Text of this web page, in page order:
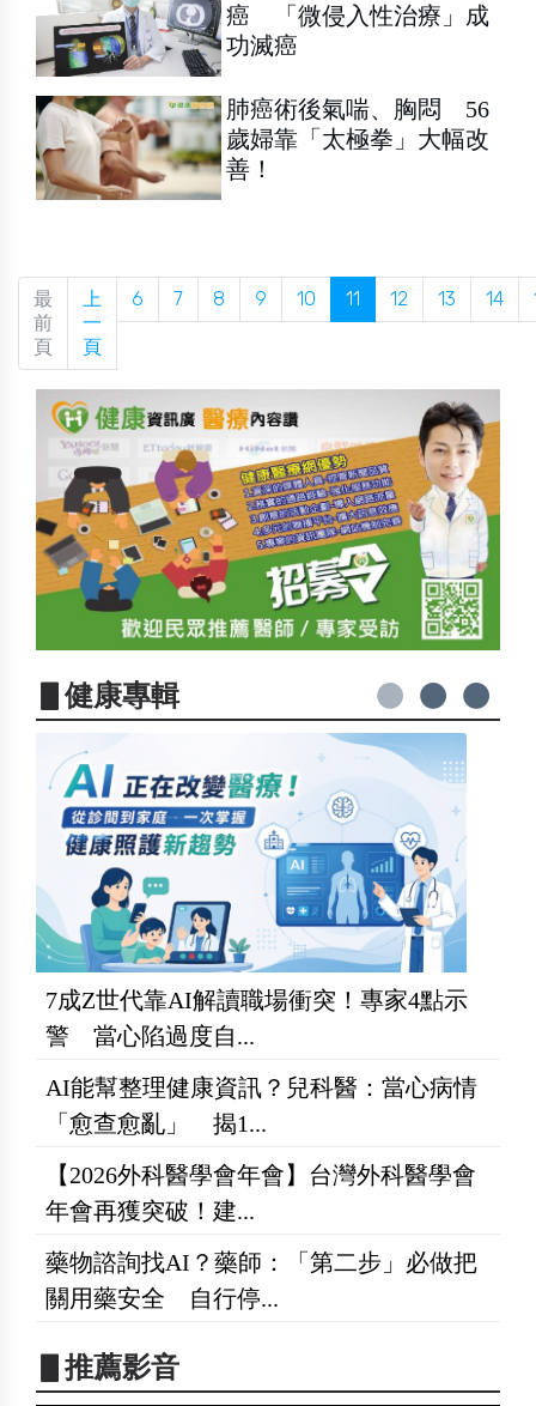
癌 「微侵入性治療」成
功滅癌
肺癌術後氣喘、胸悶 56
歲婦靠「太極拳」大幅改
善！
最
前
頁
上
一
頁
6 7 8 9 10 11 12 13 14
▋健康專輯
7成Z世代靠AI解讀職場衝突！專家4點示
警 當心陷過度自...
AI能幫整理健康資訊？兒科醫：當心病情
「愈查愈亂」 揭1...
【2026外科醫學會年會】台灣外科醫學會
年會再獲突破！建...
藥物諮詢找AI？藥師：「第二步」必做把
關用藥安全 自行停...
▋推薦影音